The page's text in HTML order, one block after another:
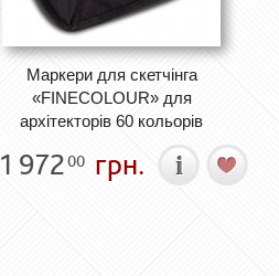
Маркери для скетчінга
«FINECOLOUR» для
архітекторів 60 кольорів
1 97200 грн.